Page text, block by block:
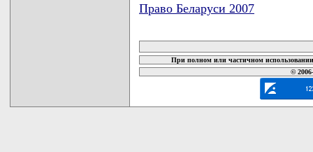
Право Беларуси 2007
При полном или частичном
©